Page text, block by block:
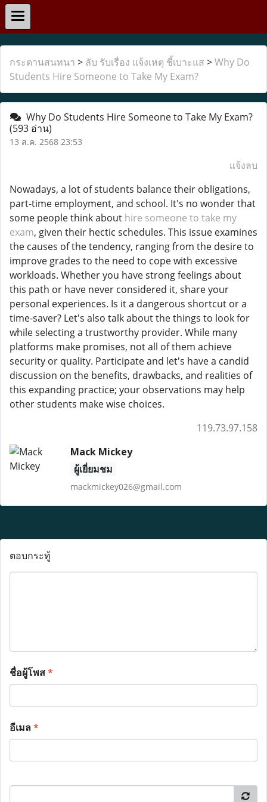
กระดานสนทนา > ลับ รับเรื่อง แจ้งเหตุ ชี้เบาะแส >Why Do
Students Hire Someone to Take My Exam?
Why Do Students Hire Someone to Take My Exam?
(593 อ่าน)
13 ส.ค. 2568 23:53
แจ้งลบ
Nowadays, a lot of students balance their obligations,
part-time employment, and school. It's no wonder that
some people think about hire someone to take my
exam, given their hectic schedules. This issue examines
the causes of the tendency, ranging from the desire to
improve grades to the need to cope with excessive
workloads. Whether you have strong feelings about
this path or have never considered it, share your
personal experiences. Is it a dangerous shortcut or a
time-saver? Let's also talk about the things to look for
while selecting a trustworthy provider. While many
platforms make promises, not all of them achieve
security or quality. Participate and let's have a candid
discussion on the benefits, drawbacks, and realities of
this expanding practice; your observations may help
other students make wise choices.
119.73.97.158
Mack Mickey
ผู้เยี่ยมชม
mackmickey026@gmail.com
ตอบกระทู้
ชื่อผู้โพส*
อีเมล*